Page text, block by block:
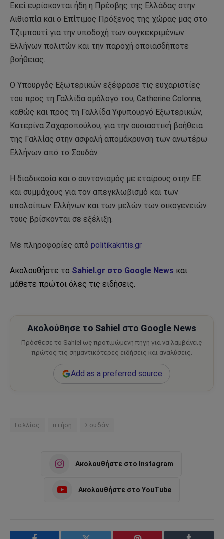
Εκεί ευρίσκονται ήδη η Πρέσβης της Ελλάδας στην
Αιθιοπία και ο Επίτιμος Πρόξενος της χώρας μας στο
Τζιμπουτί για την υποδοχή των συγκεκριμένων
Ελλήνων πολιτών και την παροχή οποιασδήποτε
βοήθειας.
Ο Υπουργός Εξωτερικών εξέφρασε τις ευχαριστίες
του προς τη Γαλλίδα ομόλογό του, Catherine Colonna,
καθώς και προς τη Γαλλίδα Υφυπουργό Εξωτερικών,
Κατερίνα Ζαχαροπούλου, για την ουσιαστική βοήθεια
της Γαλλίας στην ασφαλή απομάκρυνση των ανωτέρω
Ελλήνων από το Σουδάν.
Η διαδικασία και ο συντονισμός με εταίρους στην ΕΕ
και συμμάχους για τον απεγκλωβισμό και των
υπολοίπων Ελλήνων και των μελών των οικογενειών
τους βρίσκονται σε εξέλιξη.
Με πληροφορίες από politikakritis.gr
Ακολουθήστε το Sahiel.gr στο Google News και
μάθετε πρώτοι όλες τις ειδήσεις.
Ακολούθησε το Sahiel στο Google News
Πρόσθεσε το Sahiel ως προτιμώμενη πηγή για να λαμβάνεις
πρώτος τις σημαντικότερες ειδήσεις και αναλύσεις.
Add as a preferred source
Γαλλίας πτήση Σουδάν
Ακολουθήστε στο Instagram
Ακολουθήστε στο YouTube